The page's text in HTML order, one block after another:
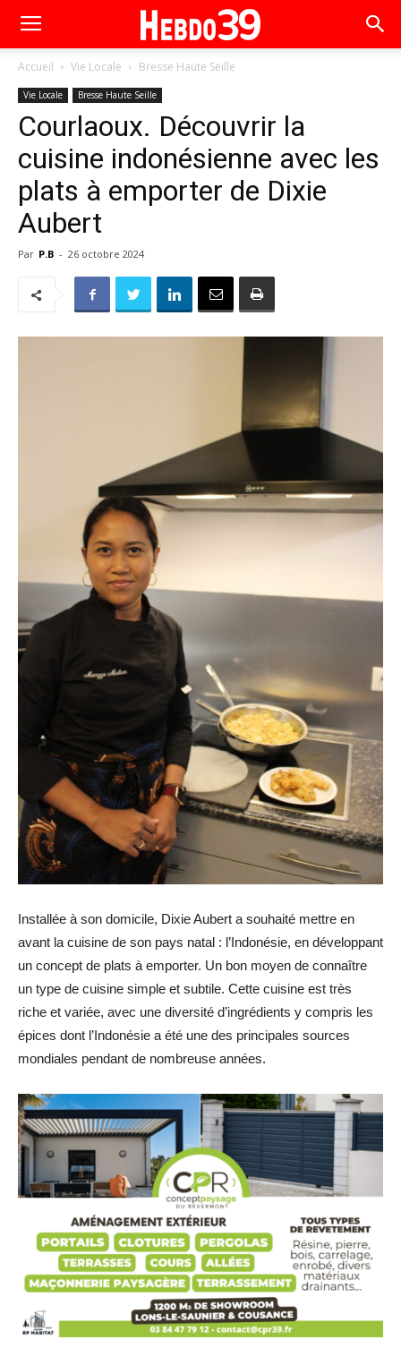
Accueil Vie Locale Bresse Haute Seille
Vie Locale Bresse Haute Seille
Courlaoux. Découvrir la
cuisine indonésienne avec les
plats à emporter de Dixie
Aubert
Par P.B - 26 octobre 2024
Installée à son domicile, Dixie Aubert a souhaité mettre en
avant la cuisine de son pays natal : l’Indonésie, en développant
un concept de plats à emporter. Un bon moyen de connaître
un type de cuisine simple et subtile. Cette cuisine est très
riche et variée, avec une diversité d’ingrédients y compris les
épices dont l’Indonésie a été une des principales sources
mondiales pendant de nombreuse années.